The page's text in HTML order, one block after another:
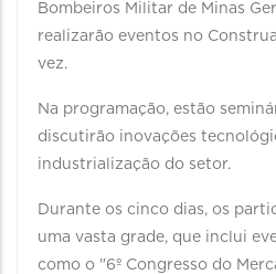
Bombeiros Militar de Minas
realizarão eventos no
vez.
Na programação, estão
discutirão inovações
industrialização do setor.
Durante os cinco dias, os
uma vasta grade, que inclui
como o "6º Congresso do